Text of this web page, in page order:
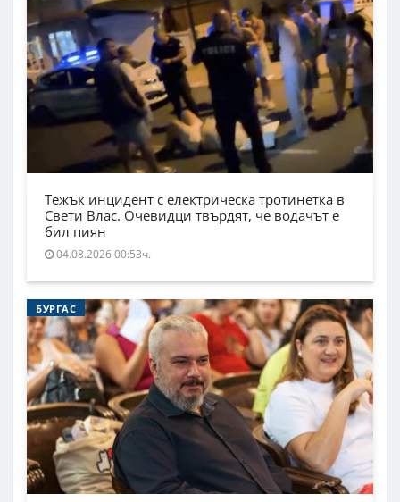
Тежък инцидент с електрическа тротинетка в
Свети Влас. Очевидци твърдят, че водачът е
бил пиян
04.08.2026 00:53ч.
БУРГАС